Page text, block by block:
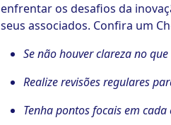
enfrentar os desafios da
seus associados. Confira um
Se não houver clareza no
Realize revisões regulares
Tenha pontos focais em